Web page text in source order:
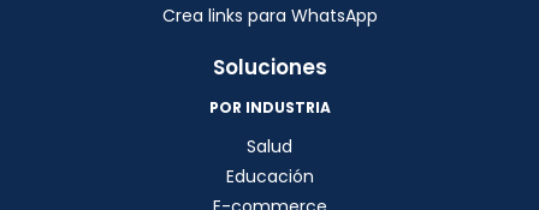
Crea links para WhatsApp
Soluciones
POR INDUSTRIA
Salud
Educación